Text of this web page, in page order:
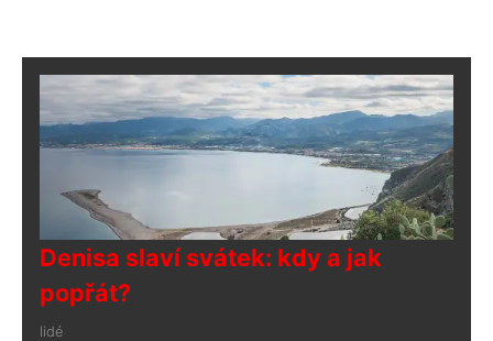
Denisa slaví svátek: kdy a jak
popřát?
lidé